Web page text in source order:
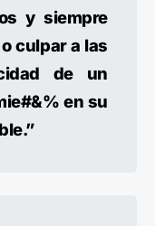
y siempre
culpar a las
de un
en su